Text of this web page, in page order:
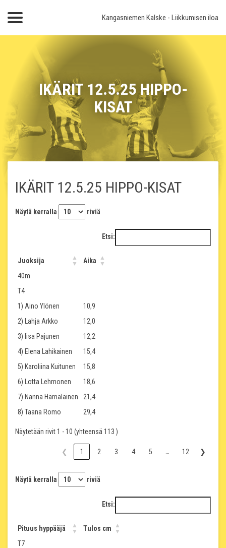
Kangasniemen Kalske - Liikkumisen iloa
IKÄRIT 12.5.25 HIPPO-
KISAT
IKÄRIT 12.5.25 HIPPO-KISAT
Näytä kerralla riviä
Etsi:
Juoksija
Aika
40m
T4
1) Aino Ylönen
10,9
2) Lahja Arkko
12,0
3) Iisa Pajunen
12,2
4) Elena Lahikainen
15,4
5) Karoliina Kuitunen
15,8
6) Lotta Lehmonen
18,6
7) Nanna Hämäläinen
21,4
8) Taana Romo
29,4
Näytetään rivit 1 - 10 (yhteensä 113 )
❮ 1 2 3 4 5 12 ❯
Näytä kerralla riviä
Etsi:
Pituus hyppääjä
Tulos cm
T7